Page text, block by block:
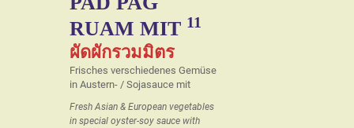
RUAM MIT 11
ผัดผักรวมมิตร
Frisches verschiedenes Gemüse
in Austern- / Sojasauce mit
Fresh Asian & European vegetables
in special oyster-soy sauce with